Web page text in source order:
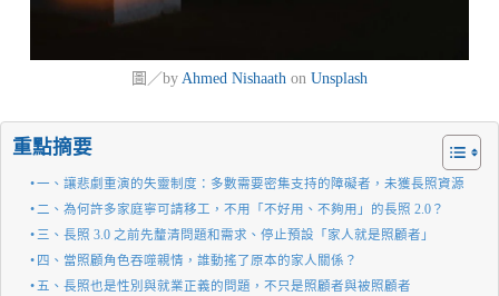
圖／by Ahmed Nishaathon Unsplash
重點摘要
一、讓悲劇重演的失靈制度：多數需要密集支持的障礙者，未獲長照資源
二、為何許多家庭寧可請移工，不用「不好用、不夠用」的長照 2.0？
三、長照 3.0 之前先釐清問題和需求、停止預設「家人就是照顧者」
四、當照顧角色吞噬親情，誰動搖了原本的家人關係？
五、長照也是性別與就業正義的問題，不只是照顧者與被照顧者